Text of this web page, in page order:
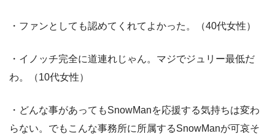
・ファンとしても認めてくれてよかった。（40代女性）
・イノッチ完全に道連れじゃん。マジでジュリー最低だ
わ。（10代女性）
・どんな事があってもSnowManを応援する気持ちは変わ
らない。でもこんな事務所に所属するSnowManが可哀そ